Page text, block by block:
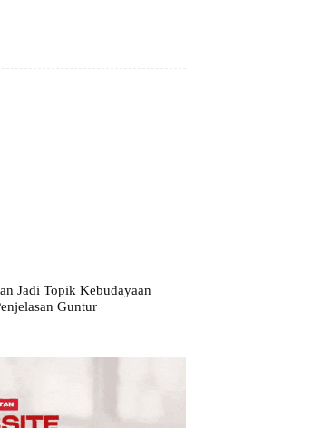
Jadi Topik Kebudayaan
Guntur